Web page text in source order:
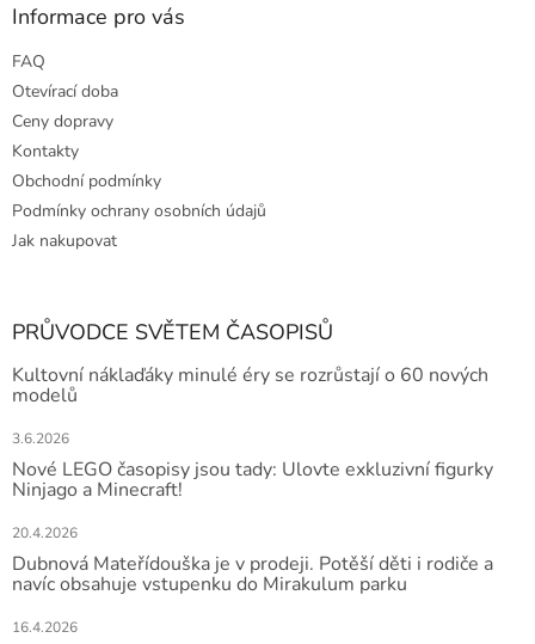
Informace pro vás
FAQ
Otevírací doba
Ceny dopravy
Kontakty
Obchodní podmínky
Podmínky ochrany osobních údajů
Jak nakupovat
PRŮVODCE SVĚTEM ČASOPISŮ
Kultovní náklaďáky minulé éry se rozrůstají o 60 nových
modelů
3.6.2026
Nové LEGO časopisy jsou tady: Ulovte exkluzivní figurky
Ninjago a Minecraft!
20.4.2026
Dubnová Mateřídouška je v prodeji. Potěší děti i rodiče a
navíc obsahuje vstupenku do Mirakulum parku
16.4.2026